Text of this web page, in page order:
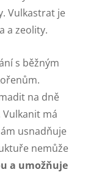
Vulkastrat je
a zeolity.
s běžným
na dně
má
usnadňuje
nemůže
a umožňuje